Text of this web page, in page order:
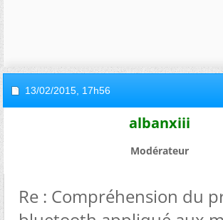
13/02/2015, 17h56
albanxiii
Modérateur
Re : Compréhension du